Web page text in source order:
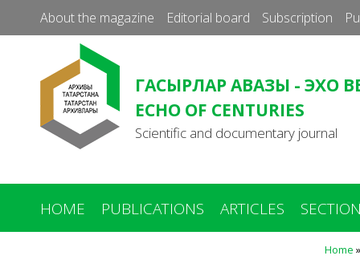
About the magazine Editorial board Subscription
ГАСЫРЛАР АВАЗЫ - ЭХО
ECHO OF CENTURIES
Scientific and documentary journal
HOME PUBLICATIONS ARTICLES
Home